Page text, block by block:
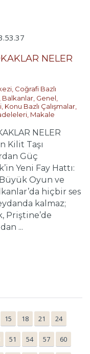
NELER
Coğrafi Bazlı
Balkanlar Genel
Konu Bazlı Çalışmalar
Makale
NELER
Kilit Taşı
Güç
Yeni Fay Hattı:
Oyun ve
hiçbir ses
kalmaz;
Priştine’de
...
15 18 21 24
51 54 57 60